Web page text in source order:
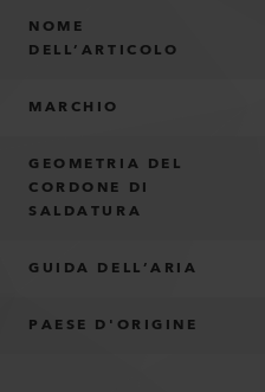
NOME
DELL’ARTICOLO
MARCHIO
GEOMETRIA DEL
CORDONE DI
SALDATURA
GUIDA DELL’ARIA
PAESE D'ORIGINE